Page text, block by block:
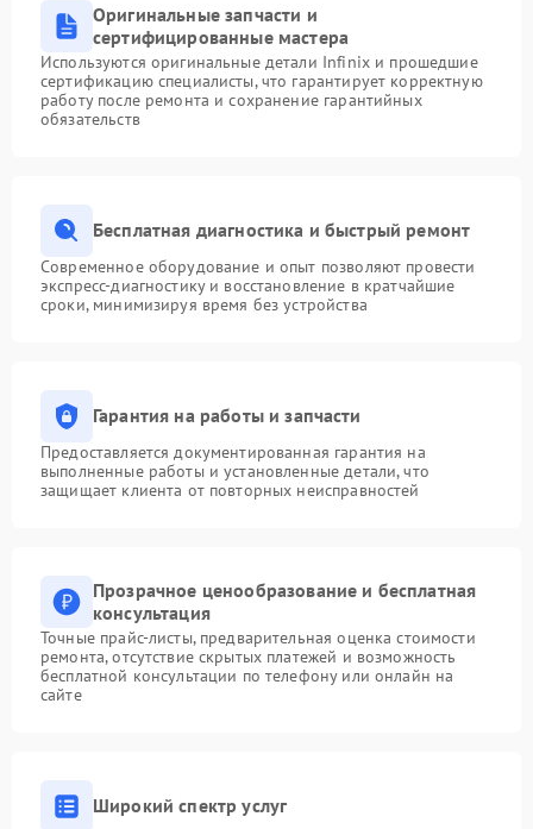
Оригинальные запчасти и
сертифицированные мастера
Используются оригинальные детали Infinix и прошедшие
сертификацию специалисты, что гарантирует корректную
работу после ремонта и сохранение гарантийных
обязательств
Бесплатная диагностика и быстрый ремонт
Современное оборудование и опыт позволяют провести
экспресс-диагностику и восстановление в кратчайшие
сроки, минимизируя время без устройства
Гарантия на работы и запчасти
Предоставляется документированная гарантия на
выполненные работы и установленные детали, что
защищает клиента от повторных неисправностей
Прозрачное ценообразование и бесплатная
консультация
Точные прайс-листы, предварительная оценка стоимости
ремонта, отсутствие скрытых платежей и возможность
бесплатной консультации по телефону или онлайн на
сайте
Широкий спектр услуг